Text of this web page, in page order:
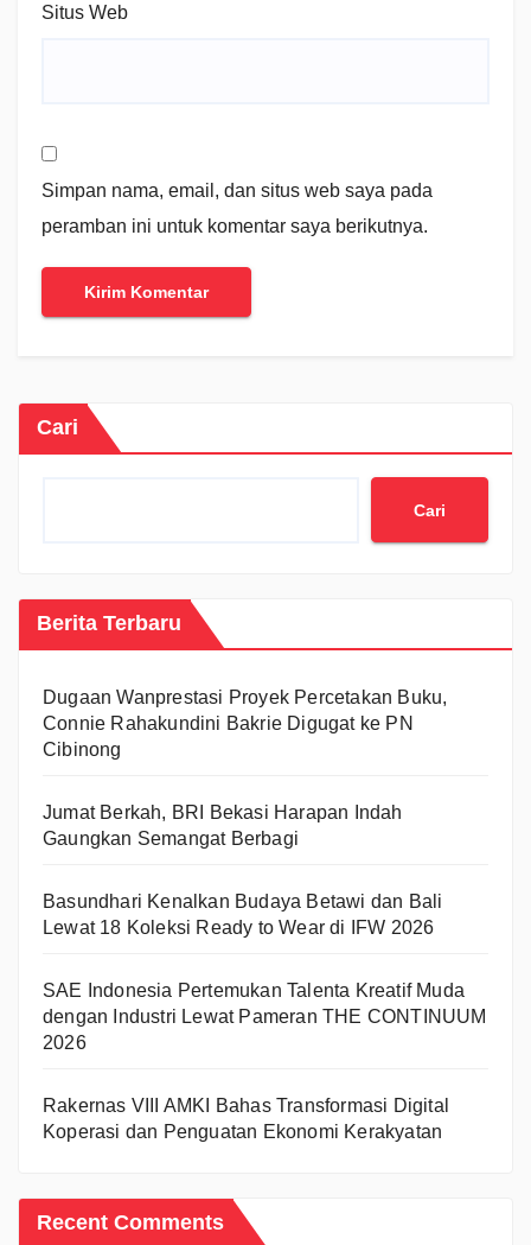
Situs Web
Simpan nama, email, dan situs web saya pada
peramban ini untuk komentar saya berikutnya.
Cari
Cari
Berita Terbaru
Dugaan Wanprestasi Proyek Percetakan Buku,
Connie Rahakundini Bakrie Digugat ke PN
Cibinong
Jumat Berkah, BRI Bekasi Harapan Indah
Gaungkan Semangat Berbagi
Basundhari Kenalkan Budaya Betawi dan Bali
Lewat 18 Koleksi Ready to Wear di IFW 2026
SAE Indonesia Pertemukan Talenta Kreatif Muda
dengan Industri Lewat Pameran THE CONTINUUM
2026
Rakernas VIII AMKI Bahas Transformasi Digital
Koperasi dan Penguatan Ekonomi Kerakyatan
Recent Comments